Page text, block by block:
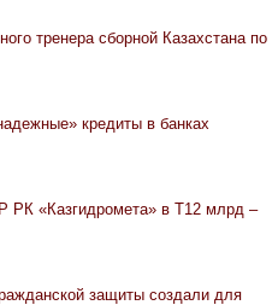
тренера сборной Казахстана по
кредиты в банках
РК «Казгидромета» в Т12 млрд –
защиты создали для